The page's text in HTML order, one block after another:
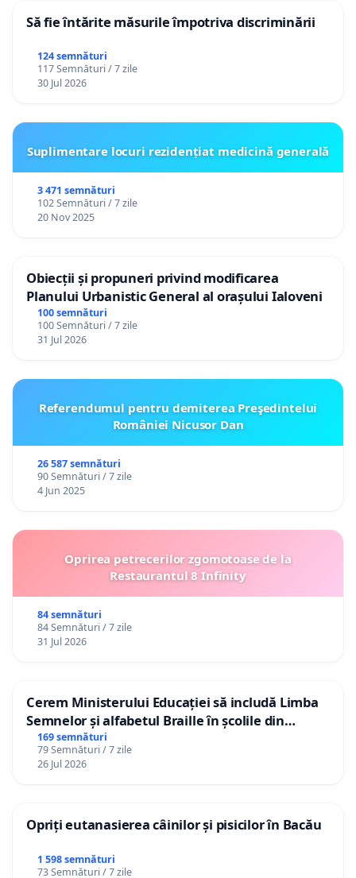
Să fie întărite măsurile împotriva discriminării
124 semnături
117 Semnături / 7 zile
30 Jul 2026
Suplimentare locuri rezidențiat medicină generală
3 471 semnături
102 Semnături / 7 zile
20 Nov 2025
Obiecții și propuneri privind modificarea
Planului Urbanistic General al orașului Ialoveni
100 semnături
100 Semnături / 7 zile
31 Jul 2026
Referendumul pentru demiterea Preşedintelui
României Nicusor Dan
26 587 semnături
90 Semnături / 7 zile
4 Jun 2025
Oprirea petrecerilor zgomotoase de la
Restaurantul 8 Infinity
84 semnături
84 Semnături / 7 zile
31 Jul 2026
Cerem Ministerului Educației să includă Limba
Semnelor și alfabetul Braille în școlile din
Republica Moldova!
169 semnături
79 Semnături / 7 zile
26 Jul 2026
Opriți eutanasierea câinilor și pisicilor în Bacău
1 598 semnături
73 Semnături / 7 zile